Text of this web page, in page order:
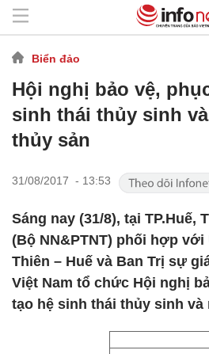
Biển đảo
Hội nghị bảo vệ,
sinh thái thủy sinh
thủy sản
31/08/2017 - 13:53
Sáng nay (31/8), tại TP.Huế,
(Bộ NN&PTNT) phối hợp
Thiên – Huế và Ban Trị sự
Việt Nam tổ chức Hội nghị
tạo hệ sinh thái thủy sinh